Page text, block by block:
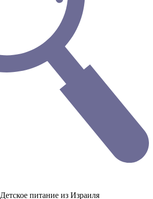
Детское питание из Израиля